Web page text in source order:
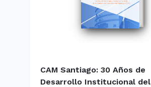
CAM Santiago: 30 Años de
Desarrollo Institucional del